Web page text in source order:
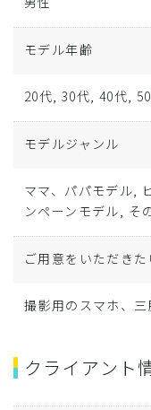
モデル年齢
20代, 30代, 40代,
モデルジャンル
ママ、パパモデル,
ンペーンモデル, そ
ご用意をいただきた
撮影用のスマホ、
クライアント